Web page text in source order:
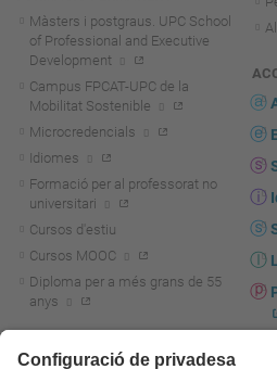
Màsters i postgraus. UPC School
of Professional and Executive
Development
Campus FPCAT-UPC de la
Mobilitat Sostenible
Microcredencials
Idiomes
Formació per al professorat no
universitari
Cursos d'estiu
Cursos MOOC
Diploma per a més grans de 55
anys
Actualitat R+D+I